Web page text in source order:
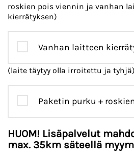
roskien pois viennin ja vanhan
kierrätyksen)
Vanhan laitteen
(laite täytyy olla irroitettu ja tyhjä)
Paketin purku +
HUOM! Lisäpalvelut
max. 35km säteellä